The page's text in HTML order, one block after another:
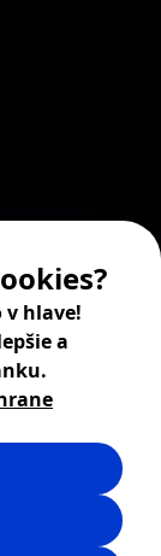
v hlave!
a